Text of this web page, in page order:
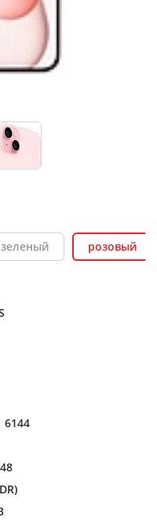
зеленый розовый
6144
48